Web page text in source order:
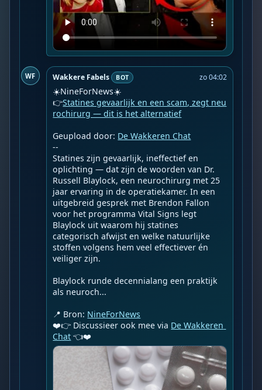
WF Wakkere Fabels BOT zo 04:02
☀️NineForNews☀️
👉Statines gevaarlijk en een scam, zegt neu
rochirurg — dit is het alternatief
Geupload door: De Wakkeren Chat
--
Statines zijn gevaarlijk, ineffectief en
oplichting — dat zijn de woorden van Dr.
Russell Blaylock, een neurochirurg met 25
jaar ervaring in de operatiekamer. In een
uitgebreid gesprek met Brendon Fallon
voor het programma Vital Signs legt
Blaylock uit waarom hij statines
categorisch afwijst en welke natuurlijke
stoffen volgens hem veel effectiever én
veiliger zijn.
Blaylock runde decennialang een praktijk
als neuroch...
📍 Bron: NineForNews
❤️👉 Discussieer ook mee via De Wakkeren
Chat 👈❤️